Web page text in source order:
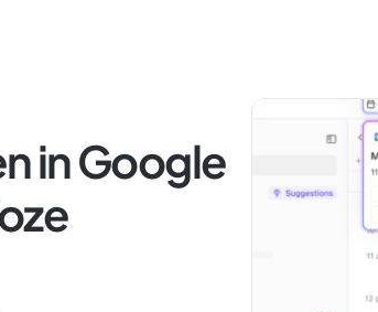
in Google